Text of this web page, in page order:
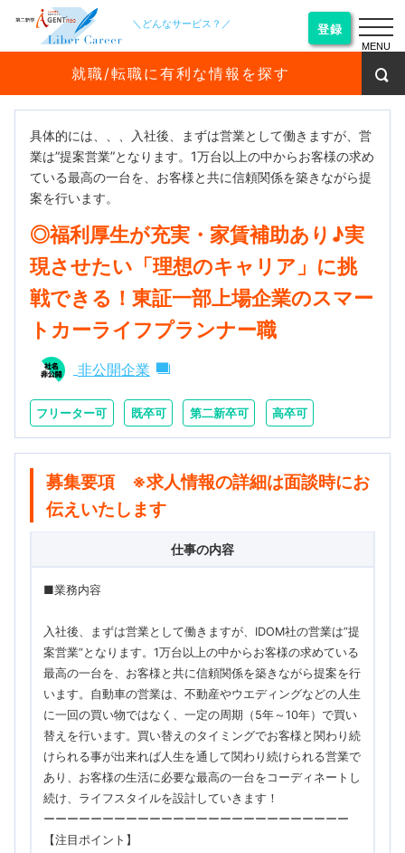
＼どんなサービス？／ 登録
就職/転職に有利な情報を探す
具体的には、、、入社後、まずは営業として働きますが、営
業は”提案営業”となります。1万台以上の中からお客様の求め
ている最高の一台を、お客様と共に信頼関係を築きながら提
案を行います。
◎福利厚生が充実・家賃補助あり♪実
現させたい「理想のキャリア」に挑
戦できる！東証一部上場企業のスマー
トカーライフプランナー職
非公開企業
フリーター可 既卒可 第二新卒可 高卒可
募集要項 ※求人情報の詳細は面談時にお
伝えいたします
仕事の内容
■業務内容
入社後、まずは営業として働きますが、IDOM社の営業は”提
案営業”となります。1万台以上の中からお客様の求めている
最高の一台を、お客様と共に信頼関係を築きながら提案を行
います。自動車の営業は、不動産やウエディングなどの人生
に一回の買い物ではなく、一定の周期（5年～10年）で買い
替えを行います。買い替えのタイミングでお客様と関わり続
けられる事が出来れば人生を通して関わり続けられる営業で
あり、お客様の生活に必要な最高の一台をコーディネートし
続け、ライフスタイルを設計していきます！
ーーーーーーーーーーーーーーーーーーーーーーーーーー
【注目ポイント】
MENU